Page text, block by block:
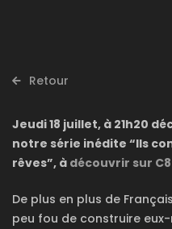
Retour
Jeudi 18 juillet, à 21h20
notre série inédite “Ils
rêves”, à découvrir sur C8
De plus en plus de
peu fou de construire